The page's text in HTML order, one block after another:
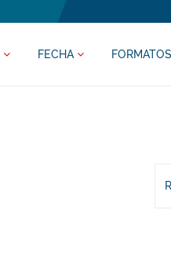
FECHA FORMATOS